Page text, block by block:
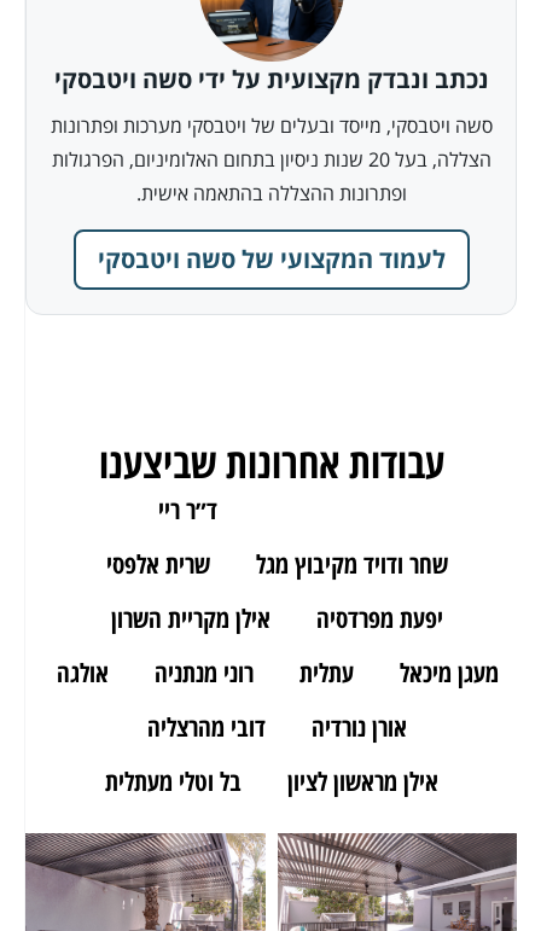
נכתב ונבדק מקצועית על ידי סשה ויטבסקי
סשה ויטבסקי, מייסד ובעלים של ויטבסקי מערכות ופתרונות
הצללה, בעל 20 שנות ניסיון בתחום האלומיניום, הפרגולות
ופתרונות ההצללה בהתאמה אישית.
לעמוד המקצועי של סשה ויטבסקי
עבודות אחרונות שביצענו
ד״ר ריי
שחר ודויד מקיבוץ מגל
שרית אלפסי
יפעת מפרדסיה
אילן מקריית השרון
מעגן מיכאל
עתלית רוני מנתניה
אולגה
אורן נורדיה
דובי מהרצליה
אילן מראשון לציון
בל וטלי מעתלית